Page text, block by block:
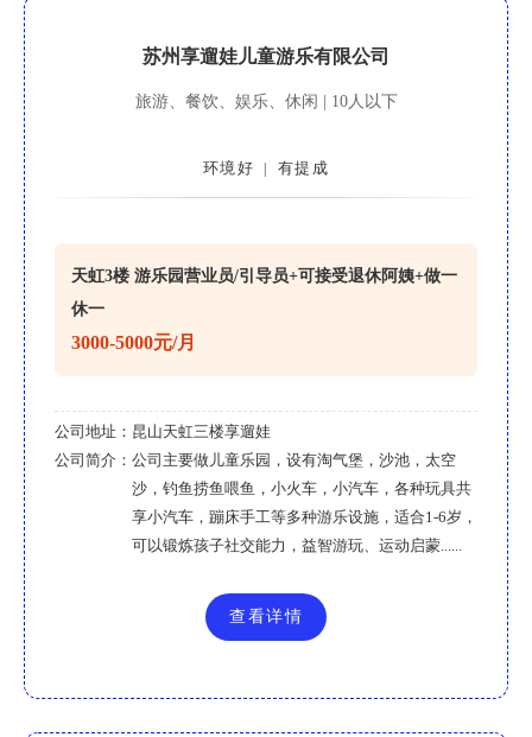
苏州享遛娃儿童游乐有限公司
旅游、餐饮、娱乐、休闲 | 10人以下
环境好 | 有提成
天虹3楼 游乐园营业员/引导员+可接受退休阿姨+做一
休一
3000-5000元/月
公司地址： 昆山天虹三楼享遛娃
公司简介： 公司主要做儿童乐园，设有淘气堡，沙池，太空
沙，钓鱼捞鱼喂鱼，小火车，小汽车，各种玩具共
享小汽车，蹦床手工等多种游乐设施，适合1-6岁，
可以锻炼孩子社交能力，益智游玩、运动启蒙......
查看详情